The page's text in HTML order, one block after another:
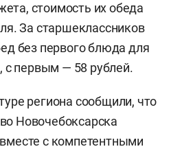
стоимость их обеда
За старшеклассников
без первого блюда для
с первым — 58 рублей.
региона сообщили, что
Новочебоксарска
с компетентными